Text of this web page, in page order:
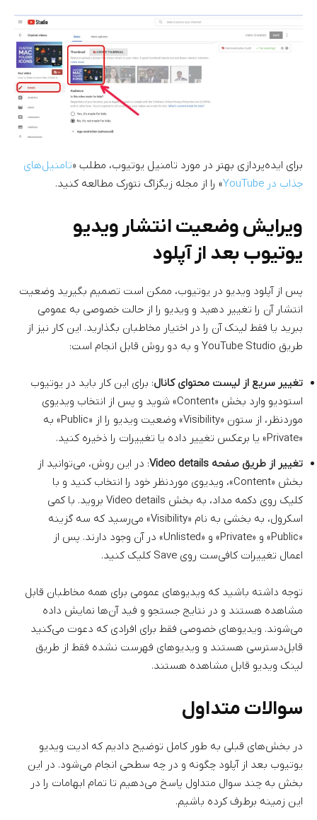
برای ایده‌پردازی بهتر در مورد تامنیل یوتیوب، مطلب «تامنیل‌های
جذاب در YouTube
» را از مجله زیگزاگ نتورک مطالعه کنید.
ویرایش وضعیت انتشار ویدیو
یوتیوب بعد از آپلود
پس از آپلود ویدیو در یوتیوب، ممکن است تصمیم بگیرید وضعیت
انتشار آن را تغییر دهید و ویدیو را از حالت خصوصی به عمومی
ببرید یا فقط لینک آن را در اختیار مخاطبان بگذارید. این کار نیز از
طریق YouTube Studio و به دو روش قابل انجام است:
تغییر سریع از لیست محتوای کانال: برای این کار باید در یوتیوب
استودیو وارد بخش «Content» شوید و پس از انتخاب ویدیوی
موردنظر، از ستون «Visibility» وضعیت ویدیو را از «Public» به
«Private» یا برعکس تغییر داده یا تغییرات را ذخیره کنید.
تغییر از طریق صفحه Video details
: در این روش، می‌توانید از
بخش «Content»، ویدیوی موردنظر خود را انتخاب کنید و با
کلیک روی دکمه مداد، به بخش Video details بروید. با کمی
اسکرول، به بخشی به نام «Visibility» می‌رسید که سه گزینه
«Public» و «Private» و «Unlisted» در آن وجود دارند. پس از
اعمال تغییرات کافی‌ست روی Save کلیک کنید.
توجه داشته باشید که ویدیو‌های عمومی برای همه مخاطبان قابل
مشاهده هستند و در نتایج جستجو و فید آن‌ها نمایش داده
می‌شوند. ویدیو‌های خصوصی فقط برای افرادی که دعوت می‌کنید
قابل‌دسترسی هستند و ویدیو‌های فهرست نشده فقط از طریق
لینک ویدیو قابل مشاهده هستند.
سوالات متداول
در بخش‌های قبلی به طور کامل توضیح دادیم که ادیت ویدیو
یوتیوب بعد از آپلود چگونه و در چه سطحی انجام می‌شود. در این
بخش به چند سوال متداول پاسخ می‌دهیم تا تمام ابهامات را در
این زمینه برطرف کرده باشیم.